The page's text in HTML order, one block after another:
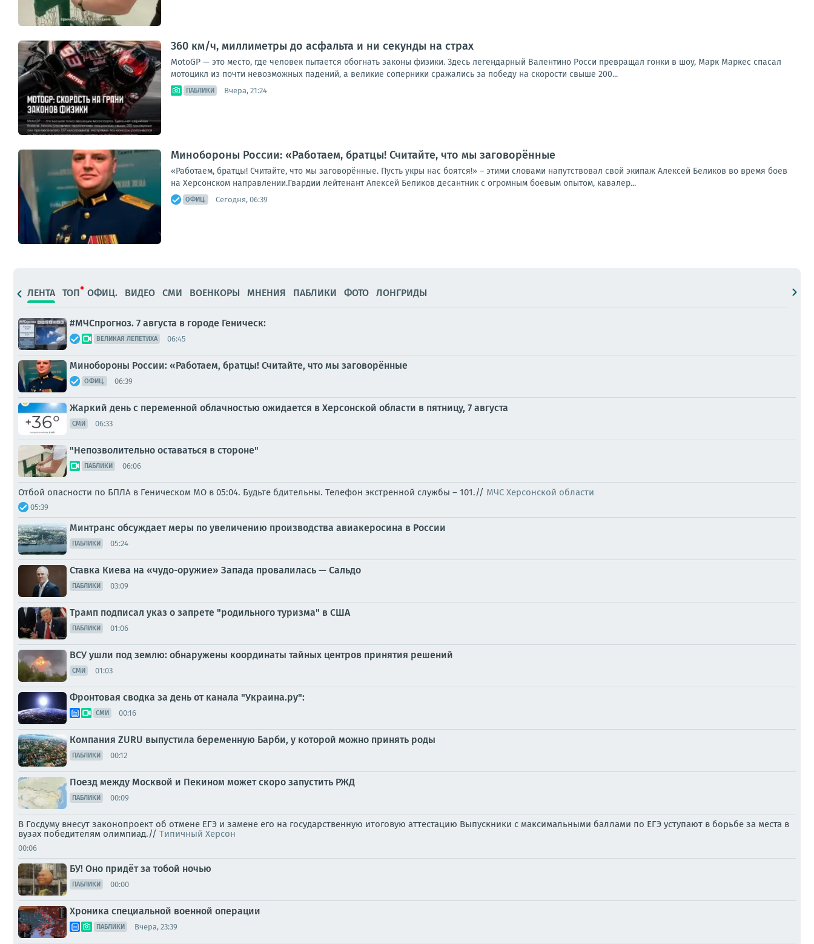
360 км/ч, миллиметры до асфальта и ни секунды на страх
MotoGP — это место, где человек пытается обогнать законы физики. Здесь легендарный Валентино Росси превращал гонки в шоу, Марк Маркес спасал
мотоцикл из почти невозможных падений, а великие соперники сражались за победу на скорости свыше 200...
ПАБЛИКИ Вчера, 21:24
Минобороны России: «Работаем, братцы! Считайте, что мы заговорённые
«Работаем, братцы! Считайте, что мы заговорённые. Пусть укры нас боятся!» – этими словами напутствовал свой экипаж Алексей Беликов во время боев
на Херсонском направлении.Гвардии лейтенант Алексей Беликов десантник с огромным боевым опытом, кавалер...
ОФИЦ. Сегодня, 06:39
ЛЕНТА ТОП ОФИЦ. ВИДЕО СМИ ВОЕНКОРЫ МНЕНИЯ ПАБЛИКИ ФОТО ЛОНГРИДЫ
#МЧСпрогноз. 7 августа в городе Геническ:
ВЕЛИКАЯ ЛЕПЕТИХА 06:45
Минобороны России: «Работаем, братцы! Считайте, что мы заговорённые
ОФИЦ. 06:39
Жаркий день с переменной облачностью ожидается в Херсонской области в пятницу, 7 августа
СМИ 06:33
"Непозволительно оставаться в стороне"
ПАБЛИКИ 06:06
Отбой опасности по БПЛА в Геническом МО в 05:04. Будьте бдительны. Телефон экстренной службы – 101.// МЧС Херсонской области
05:39
Минтранс обсуждает меры по увеличению производства авиакеросина в России
ПАБЛИКИ 05:24
Ставка Киева на «чудо-оружие» Запада провалилась — Сальдо
ПАБЛИКИ 03:09
Трамп подписал указ о запрете "родильного туризма" в США
ПАБЛИКИ 01:06
ВСУ ушли под землю: обнаружены координаты тайных центров принятия решений
СМИ 01:03
Фронтовая сводка за день от канала "Украина.ру":
СМИ 00:16
Компания ZURU выпустила беременную Барби, у которой можно принять роды
ПАБЛИКИ 00:12
Поезд между Москвой и Пекином может скоро запустить РЖД
ПАБЛИКИ 00:09
В Госдуму внесут законопроект об отмене ЕГЭ и замене его на государственную итоговую аттестацию Выпускники с максимальными баллами по ЕГЭ уступают в борьбе за места в
вузах победителям олимпиад.// Типичный Херсон
00:06
БУ! Оно придёт за тобой ночью
ПАБЛИКИ 00:00
Хроника специальной военной операции
ПАБЛИКИ Вчера, 23:39